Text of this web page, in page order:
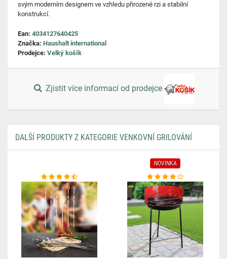
svým moderním designem ve vzhledu přirozené rzi a stabilní
konstrukcí.
Ean: 4034127640425
Značka: Haushalt international
Prodejce: Velký košík
Zjistit více informací od prodejce
DALŠÍ PRODUKTY Z KATEGORIE VENKOVNÍ GRILOVÁNÍ
NOVINKA